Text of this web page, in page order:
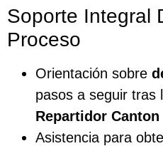
Soporte Integral
Proceso
Orientación sobre
pasos a seguir tras
Repartidor Canton
Asistencia para